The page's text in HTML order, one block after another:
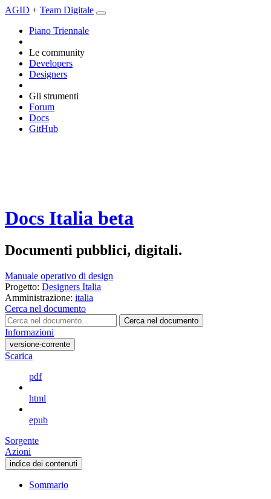
AGID + Team Digitale
Piano Triennale
Le community
Developers
Designers
Gli strumenti
Forum
Docs
GitHub
Docs Italia beta
Documenti pubblici, digitali.
Manuale operativo di design
Progetto: Designers Italia
Amministrazione: italia
Cerca nel documento
Cerca nel documento
Informazioni
versione-corrente
Scarica
pdf
html
epub
Sorgente
Azioni
indice dei contenuti
Sommario